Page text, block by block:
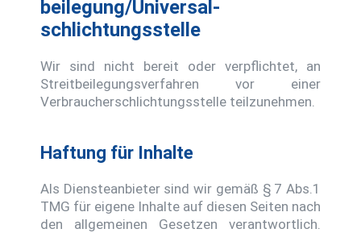
beilegung/Universal­
schlichtungs­stelle
Wir sind nicht bereit oder verpflichtet, an
Streitbeilegungsverfahren vor einer
Verbraucherschlichtungsstelle teilzunehmen.
Haftung für Inhalte
Als Diensteanbieter sind wir gemäß § 7 Abs.1
TMG für eigene Inhalte auf diesen Seiten nach
den allgemeinen Gesetzen verantwortlich.